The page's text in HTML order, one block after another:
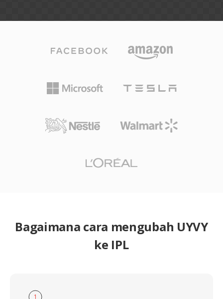
Bagaimana cara mengubah UYVY
ke IPL
1